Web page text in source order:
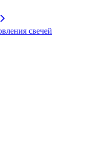
свечей